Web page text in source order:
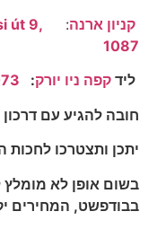
קניון ארנה:
út 9,
1087
ליד קפה ניו יורק:
חובה להגיע עם דרכון
יתכן ותצטרכו לחכות
בשום אופן לא
בבודפשט, המחירים